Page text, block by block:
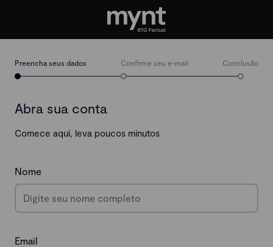
Preencha seus dados Confirme seu e-mail Conclusão
Abra sua conta
Comece aqui, leva poucos minutos
Nome
Email